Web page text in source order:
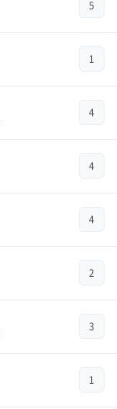
5
1
4
4
4
2
3
1